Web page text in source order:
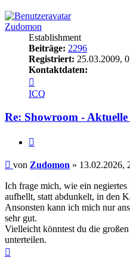
Zudomon
Establishment
Beiträge: 2296
Registriert: 25.03.2009,
Kontaktdaten:
von
Zudomon
ICQ
Re: Showroom -
Beitrag
von Zudomon » 13.02.2026,
Ich frage mich, wie ein negiertes
aufhellt, statt abdunkelt, in den
Ansonsten kann ich mich nur
sehr gut.
Vielleicht könntest du die
unterteilen.